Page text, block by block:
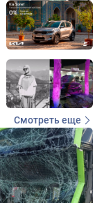
Смотреть еще